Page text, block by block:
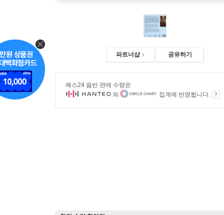
파트너샵 공유하기
예스24 음반 판매 수량은
와
집계에 반영됩니다.